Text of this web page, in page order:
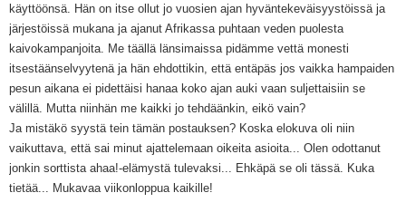
käyttöönsä. Hän on itse ollut jo vuosien ajan hyväntekeväisyystöissä ja
järjestöissä mukana ja ajanut Afrikassa puhtaan veden puolesta
kaivokampanjoita. Me täällä länsimaissa pidämme vettä monesti
itsestäänselvyytenä ja hän ehdottikin, että entäpäs jos vaikka hampaiden
pesun aikana ei pidettäisi hanaa koko ajan auki vaan suljettaisiin se
välillä. Mutta niinhän me kaikki jo tehdäänkin, eikö vain?
Ja mistäkö syystä tein tämän postauksen? Koska elokuva oli niin
vaikuttava, että sai minut ajattelemaan oikeita asioita... Olen odottanut
jonkin sorttista ahaa!-elämystä tulevaksi... Ehkäpä se oli tässä. Kuka
tietää... Mukavaa viikonloppua kaikille!